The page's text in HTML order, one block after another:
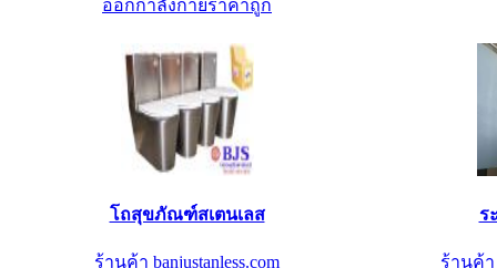
ออกกำลังกายราคาถูก
โถสุขภัณฑ์สเตนเลส
ร้านค้า banjustanless.com
ร
ร้านค้